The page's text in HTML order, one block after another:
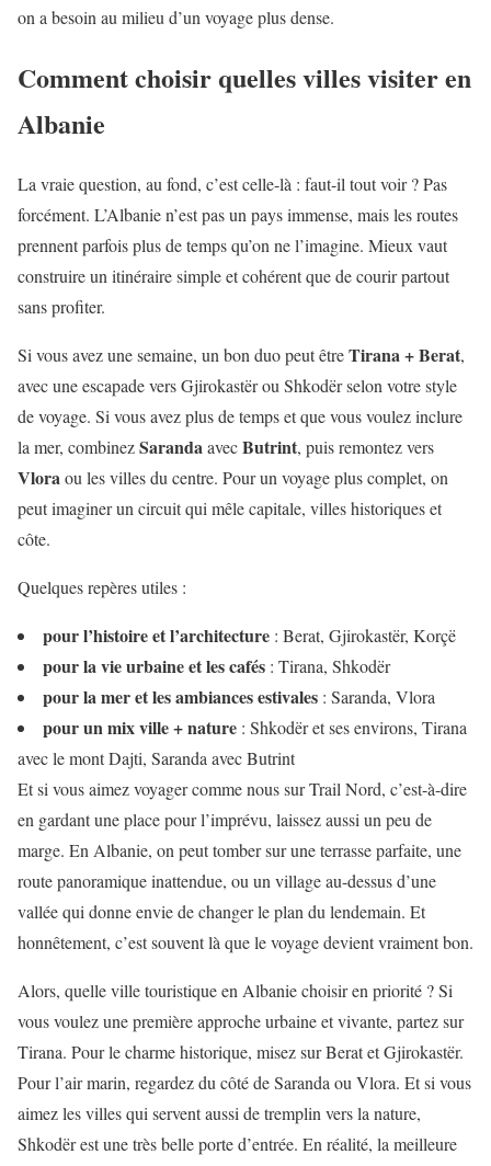
on a besoin au milieu d’un voyage plus dense.
Comment choisir quelles villes visiter en
Albanie
La vraie question, au fond, c’est celle-là : faut-il tout voir ? Pas
forcément. L’Albanie n’est pas un pays immense, mais les routes
prennent parfois plus de temps qu’on ne l’imagine. Mieux vaut
construire un itinéraire simple et cohérent que de courir partout
sans profiter.
Si vous avez une semaine, un bon duo peut êtreTirana + Berat,
avec une escapade vers Gjirokastër ou Shkodër selon votre style
de voyage. Si vous avez plus de temps et que vous voulez inclure
la mer, combinezSarandaavecButrint, puis remontez vers
Vloraou les villes du centre. Pour un voyage plus complet, on
peut imaginer un circuit qui mêle capitale, villes historiques et
côte.
Quelques repères utiles :
pour l’histoire et l’architecture : Berat, Gjirokastër, Korçë
pour la vie urbaine et les cafés : Tirana, Shkodër
pour la mer et les ambiances estivales : Saranda, Vlora
pour un mix ville + nature : Shkodër et ses environs, Tirana
avec le mont Dajti, Saranda avec Butrint
Et si vous aimez voyager comme nous sur Trail Nord, c’est-à-dire
en gardant une place pour l’imprévu, laissez aussi un peu de
marge. En Albanie, on peut tomber sur une terrasse parfaite, une
route panoramique inattendue, ou un village au-dessus d’une
vallée qui donne envie de changer le plan du lendemain. Et
honnêtement, c’est souvent là que le voyage devient vraiment bon.
Alors, quelle ville touristique en Albanie choisir en priorité ? Si
vous voulez une première approche urbaine et vivante, partez sur
Tirana. Pour le charme historique, misez sur Berat et Gjirokastër.
Pour l’air marin, regardez du côté de Saranda ou Vlora. Et si vous
aimez les villes qui servent aussi de tremplin vers la nature,
Shkodër est une très belle porte d’entrée. En réalité, la meilleure